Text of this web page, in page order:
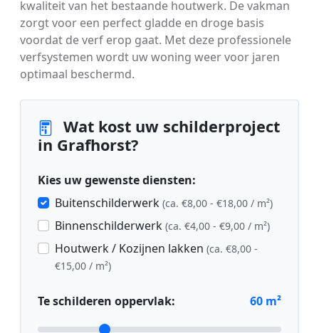
kwaliteit van het bestaande houtwerk. De vakman
zorgt voor een perfect gladde en droge basis
voordat de verf erop gaat. Met deze professionele
verfsystemen wordt uw woning weer voor jaren
optimaal beschermd.
Wat kost uw schilderproject
in Grafhorst?
Kies uw gewenste diensten:
Buitenschilderwerk (ca. €8,00 - €18,00 / m²)
Binnenschilderwerk (ca. €4,00 - €9,00 / m²)
Houtwerk / Kozijnen lakken (ca. €8,00 -
€15,00 / m²)
Te schilderen oppervlak: 60 m²